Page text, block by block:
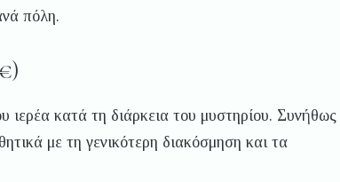
πόλη.
ιερέα κατά τη διάρκεια του μυστηρίου. Συνήθως
με τη γενικότερη διακόσμηση και τα